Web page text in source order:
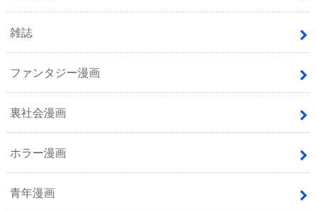
雑誌
ファンタジー漫画
裏社会漫画
ホラー漫画
青年漫画